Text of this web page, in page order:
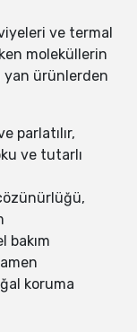
ve termal
moleküllerin
ürünlerden
parlatılır,
ve tutarlı
bakım
koruma